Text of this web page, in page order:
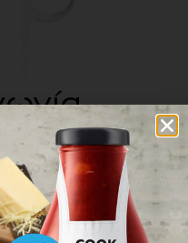
προϊόντα
ΠΡΩΤΟΙ
ΜΑΣ